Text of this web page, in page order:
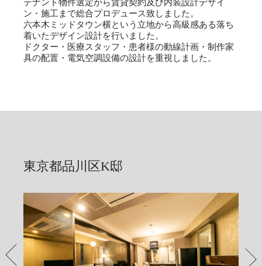
テナント物件選定から賃貸契約及び内装設計デザイ
ン・施工まで総合プロデュース致しました。
六本木ミッドタウン横という立地から高級感ある落ち
着いたデザイン設計を行いました。
ドクター・医療スタッフ・患者様の動線計画・制作家
具の配置・電気空調設備の設計を重視しました。
東京都品川区K邸